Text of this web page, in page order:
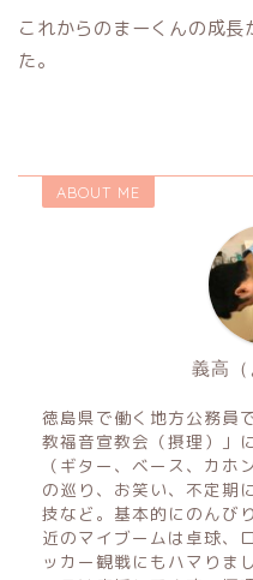
これからのまーくんの成
た。
ABOUT ME
義高（
徳島県で働く地方公務員
教福音宣教会（摂理）」
（ギター、ベース、カホ
の巡り、お笑い、不定期
技など。基本的にのんび
近のマイブームは卓球、
ッカー観戦にもハマりま